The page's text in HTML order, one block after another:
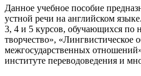
Данное учебное пособие
устной речи на английском
3, 4 и 5 курсов, обучающихся по
творчество», «Лингвистическое
межгосударственных
институте переводоведения и